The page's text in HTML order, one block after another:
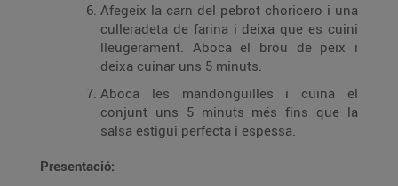
Afegeix la carn del pebrot choricero i una
culleradeta de farina i deixa que es cuini
lleugerament. Aboca el brou de peix i
deixa cuinar uns 5 minuts.
Aboca les mandonguilles i cuina el
conjunt uns 5 minuts més fins que la
salsa estigui perfecta i espessa.
Presentació: